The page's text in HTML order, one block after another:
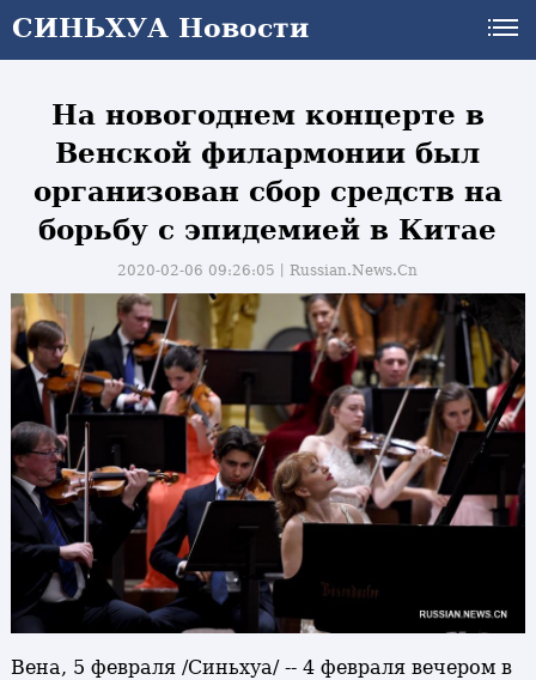
СИНЬХУА Новости
На новогоднем концерте в
Венской филармонии был
организован сбор средств на
борьбу с эпидемией в Китае
2020-02-06 09:26:05丨Russian.News.Cn
Вена, 5 февраля /Синьхуа/ -- 4 февраля вечером в